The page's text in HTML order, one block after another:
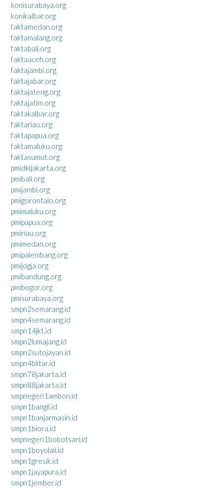
konisurabaya.org
konikalbar.org
faktamedan.org
faktamalang.org
faktabali.org
faktaaceh.org
faktajambi.org
faktajabar.org
faktajateng.org
faktajatim.org
faktakalbar.org
faktariau.org
faktapapua.org
faktamaluku.org
faktasumut.org
pmidkijakarta.org
pmibali.org
pmijambi.org
pmigorontalo.org
pmimaluku.org
pmipapua.org
pmiriau.org
pmimedan.org
pmipalembang.org
pmijogja.org
pmibandung.org
pmibogor.org
pmisurabaya.org
smpn2semarang.id
smpn4semarang.id
smpn14jkt.id
smpn2lumajang.id
smpn2sutojayan.id
smpn4blitar.id
smpn78jakarta.id
smpn88jakarta.id
smpnegeri1ambon.id
smpn1bangil.id
smpn1banjarmasin.id
smpn1biora.id
smpnegeri1bobotsari.id
smpn1boyolali.id
smpn1gresik.id
smpn1jayapura.id
smpn1jember.id